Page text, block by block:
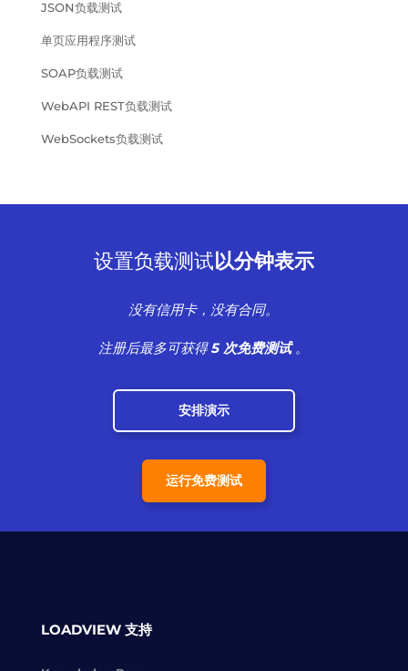
JSON负载测试
单页应用程序测试
SOAP负载测试
WebAPI REST负载测试
WebSockets负载测试
设置负载测试以分钟表示
没有信用卡，没有合同。
注册后最多可获得5 次免费测试。
安排演示
运行免费测试
LOADVIEW 支持